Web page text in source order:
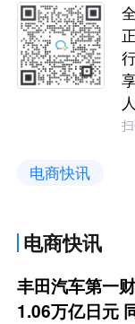
电商快讯
电商快讯
丰田汽车第一
1.06万亿日元